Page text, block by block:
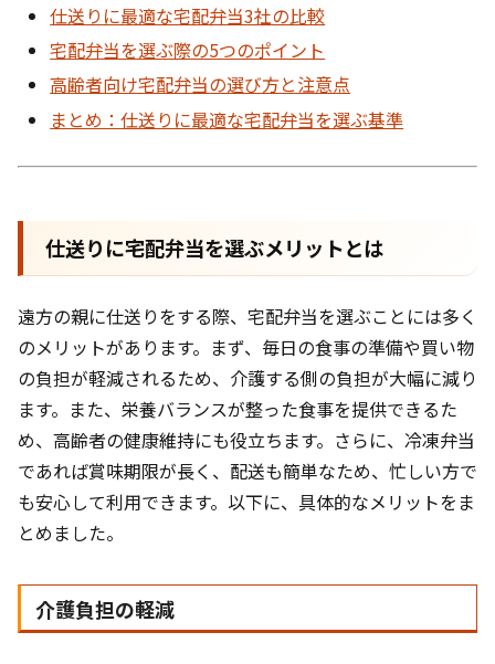
仕送りに最適な宅配弁当3社の比較
宅配弁当を選ぶ際の5つのポイント
高齢者向け宅配弁当の選び方と注意点
まとめ：仕送りに最適な宅配弁当を選ぶ基準
仕送りに宅配弁当を選ぶメリットとは
遠方の親に仕送りをする際、宅配弁当を選ぶことには多く
のメリットがあります。まず、毎日の食事の準備や買い物
の負担が軽減されるため、介護する側の負担が大幅に減り
ます。また、栄養バランスが整った食事を提供できるた
め、高齢者の健康維持にも役立ちます。さらに、冷凍弁当
であれば賞味期限が長く、配送も簡単なため、忙しい方で
も安心して利用できます。以下に、具体的なメリットをま
とめました。
介護負担の軽減